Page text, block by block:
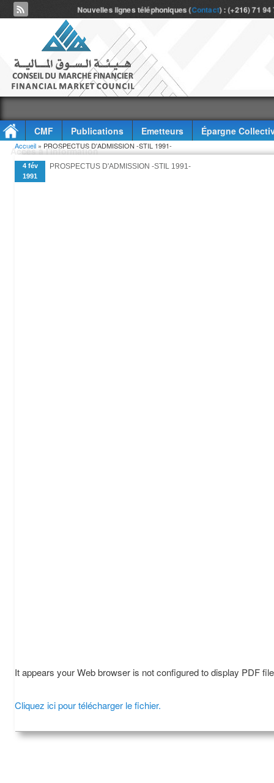
Nouvelles lignes téléphoniques (Contact) : (+216) 71
CMF Publications Emetteurs
Épargne
Accès à l'information
Vous êtes ici
Accueil » PROSPECTUS D'ADMISSION -STIL 1991-
4 fév
1991
PROSPECTUS D'ADMISSION -STIL 1991-
It appears your Web browser is not configured to display PDF
Cliquez ici pour télécharger le fichier.